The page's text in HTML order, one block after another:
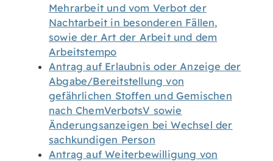
Mehrarbeit und vom Verbot der
Nachtarbeit in besonderen Fällen,
sowie der Art der Arbeit und dem
Arbeitstempo
Antrag auf Erlaubnis oder Anzeige der
Abgabe/Bereitstellung von
gefährlichen Stoffen und Gemischen
nach ChemVerbotsV sowie
Änderungsanzeigen bei Wechsel der
sachkundigen Person
Antrag auf Weiterbewilligung von